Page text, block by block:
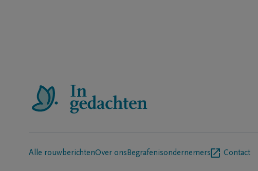
Alle rouwberichtenOver ons Begrafenisondernemers Contact